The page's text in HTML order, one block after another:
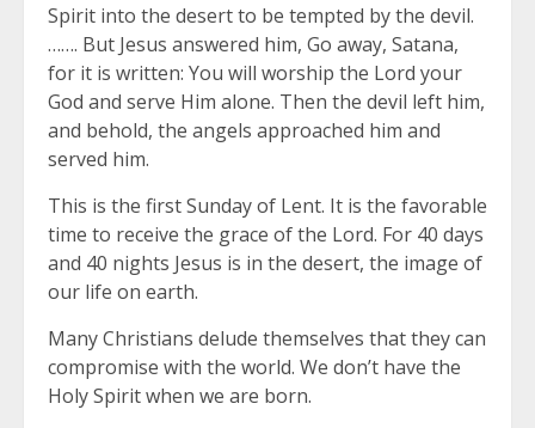
Spirit into the desert to be tempted by the devil.
……. But Jesus answered him, Go away, Satana,
for it is written: You will worship the Lord your
God and serve Him alone. Then the devil left him,
and behold, the angels approached him and
served him.
This is the first Sunday of Lent. It is the favorable
time to receive the grace of the Lord. For 40 days
and 40 nights Jesus is in the desert, the image of
our life on earth.
Many Christians delude themselves that they can
compromise with the world. We don’t have the
Holy Spirit when we are born.